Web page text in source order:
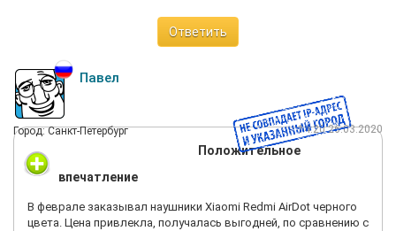
Ответить
Павел
Город: Санкт-Петербург 14:20 26.03.2020
Положительное
впечатление
В феврале заказывал наушники Xiaomi Redmi AirDot черного
цвета. Цена привлекла, получалась выгодней, по сравнению с